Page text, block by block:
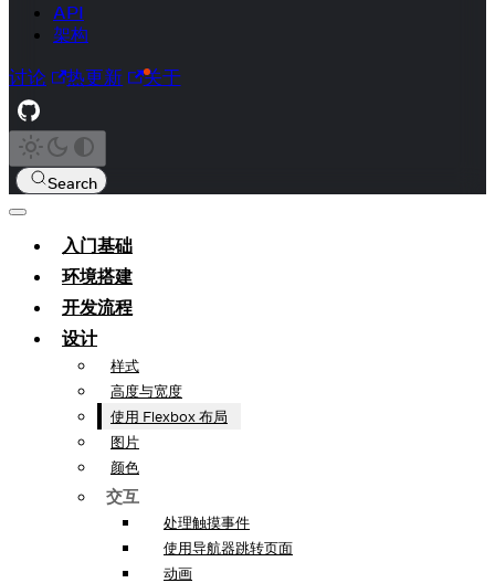
API
架构
讨论 热更新 关于
Search
入门基础
环境搭建
开发流程
设计
样式
高度与宽度
使用 Flexbox 布局
图片
颜色
交互
处理触摸事件
使用导航器跳转页面
动画